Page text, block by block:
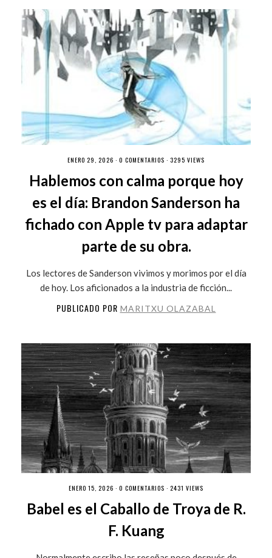
ENERO 29, 2026 · 0 COMENTARIOS · 3295 VIEWS
Hablemos con calma porque hoy
es el día: Brandon Sanderson ha
fichado con Apple tv para adaptar
parte de su obra.
Los lectores de Sanderson vivimos y morimos por el día
de hoy. Los aficionados a la industria de ficción...
PUBLICADO POR MARITXU OLAZABAL
ENERO 15, 2026 · 0 COMENTARIOS · 2431 VIEWS
Babel es el Caballo de Troya de R.
F. Kuang